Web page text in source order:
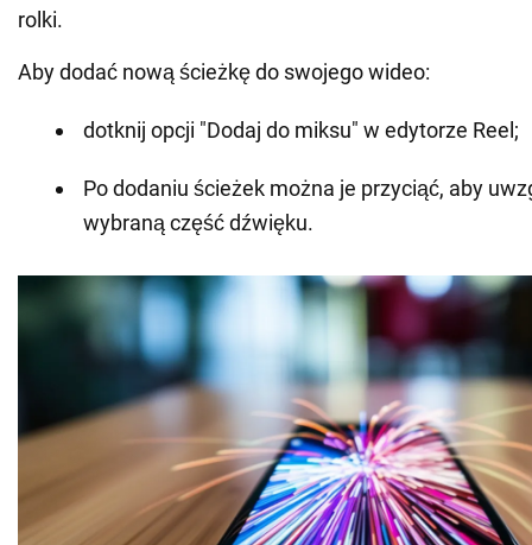
rolki.
Aby dodać nową ścieżkę do swojego wideo:
dotknij opcji "Dodaj do miksu" w edytorze Reel;
Po dodaniu ścieżek można je przyciąć, aby
wybraną część dźwięku.